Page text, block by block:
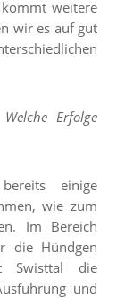
weitere
wir es auf gut
Erfolge
einige
wie zum
Im Bereich
die Hündgen
Swisttal die
und